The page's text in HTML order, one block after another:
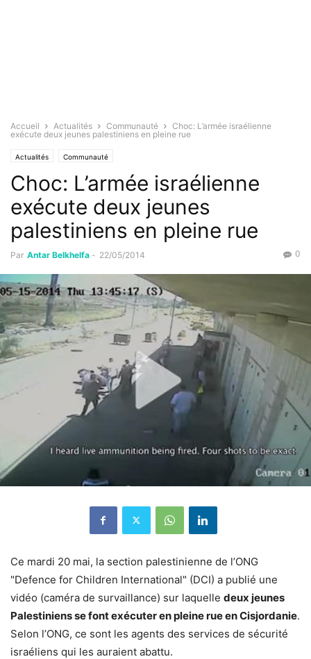
Accueil Actualités Communauté
Choc: L’armée israélienne
exécute deux jeunes palestiniens en pleine rue
Actualités Communauté
Choc: L’armée israélienne
exécute deux jeunes
palestiniens en pleine rue
Par Antar Belkhelfa - 22/05/2014 0
Ce mardi 20 mai, la section palestinienne de l’ONG
"Defence for Children International" (DCI) a publié une
vidéo (caméra de survaillance) sur laquelle deux jeunes
Palestiniens se font exécuter en pleine rue en Cisjordanie.
Selon l’ONG, ce sont les agents des services de sécurité
israéliens qui les auraient abattu.